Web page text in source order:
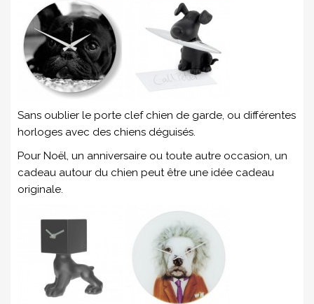
Sans oublier le porte clef chien de garde, ou différentes
horloges avec des chiens déguisés.
Pour Noël, un anniversaire ou toute autre occasion, un
cadeau autour du chien peut être une idée cadeau
originale.